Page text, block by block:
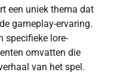
een uniek thema dat
gameplay-ervaring.
specifieke lore-
omvatten die
van het spel.